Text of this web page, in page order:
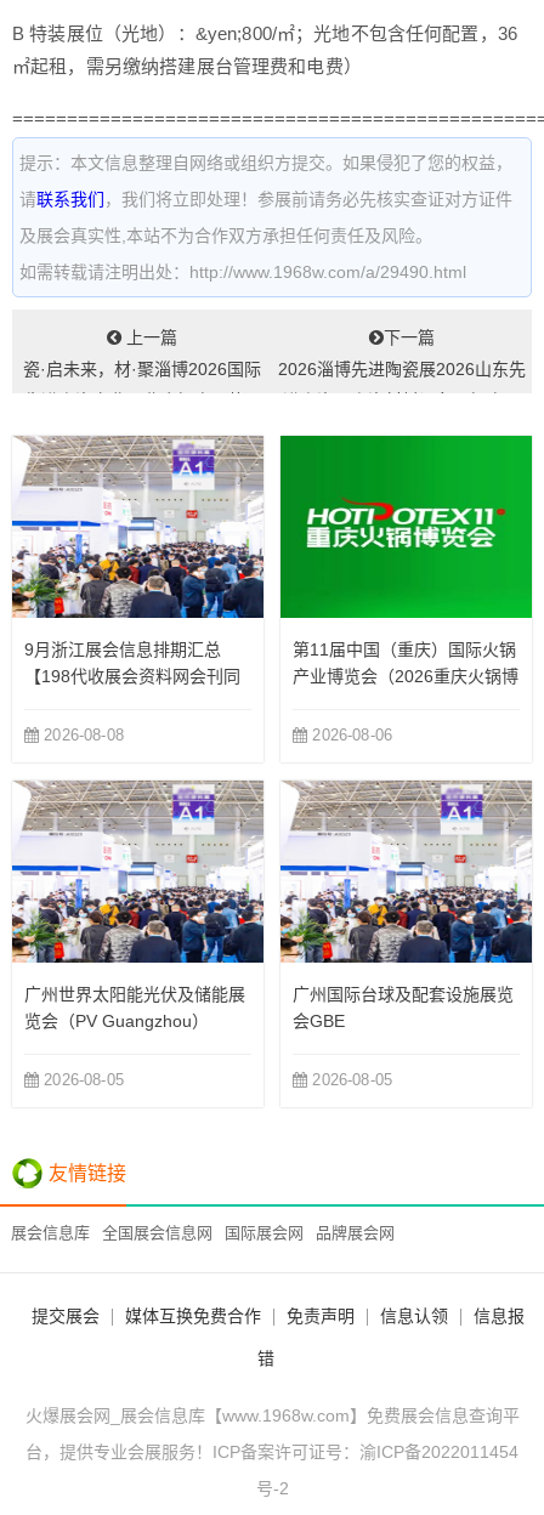
B 特装展位（光地）：&yen;800/㎡；光地不包含任何配置，36
㎡起租，需另缴纳搭建展台管理费和电费）
提示：本文信息整理自网络或组织方提交。如果侵犯了您的权益，
请联系我们 ，我们将立即处理！参展前请务必先核实查证对方证件
及展会真实性,本站不为合作双方承担任何责任及风险。
如需转载请注明出处：http://www.1968w.com/a/29490.html
上一篇
瓷·启未来，材·聚淄博2026国际
下一篇
2026淄博先进陶瓷展2026山东先
热...
9月浙江展会信息排期汇总
【198代收展会资料网会刊同
2026-08-08
第11届中国（重庆）国际火锅
产业博览会（2026重庆火锅博
2026-08-06
广州世界太阳能光伏及储能展
览会（PV Guangzhou）
2026-08-05
广州国际台球及配套设施展览
会GBE
2026-08-05
友情链接
展会信息库 全国展会信息网 国际展会网 品牌展会网
提交展会 媒体互换免费合作 免责声明 信息认领 信息报
错
火爆展会网_展会信息库【www.1968w.com】免费展会信息查询平
台，提供专业会展服务！ICP备案许可证号： 渝ICP备2022011454
号-2